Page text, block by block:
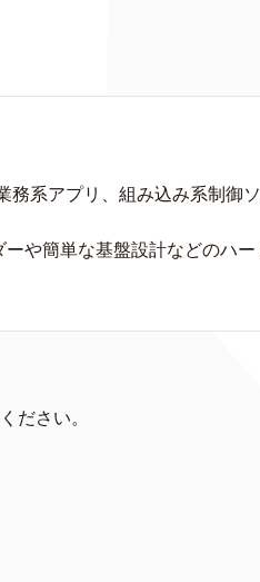
務系アプリ、組み込み系制御
や簡単な基盤設計などのハー
ださい。